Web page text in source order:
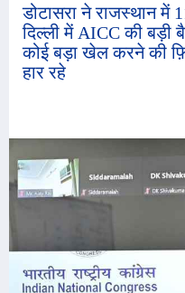
मे कराया भर्ती
का नहीं बन
डोटासरा ने राजस्थान में
दिल्ली में AICC की बड़ी
कोई बड़ा खेल करने की
हार रहे